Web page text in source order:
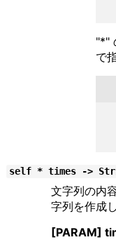
"*"
で
self * times ->
文字列の内
字列を作成
[PARAM]